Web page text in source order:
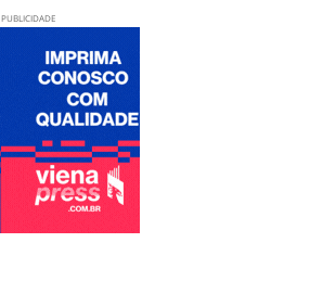
PUBLICIDADE